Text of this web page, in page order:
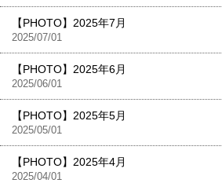
【PHOTO】2025年7月
2025/07/01
【PHOTO】2025年6月
2025/06/01
【PHOTO】2025年5月
2025/05/01
【PHOTO】2025年4月
2025/04/01